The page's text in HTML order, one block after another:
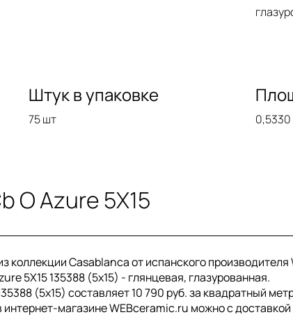
Штук в упаковке
75 шт 0,5330
O Azure 5X15
коллекции Casablanca от испанского
5X15 135388 (5x15) - глянцевая, глазурованная.
(5x15) составляет 10 790 руб. за квадратный
интернет-магазине WEBceramic.ru можно с